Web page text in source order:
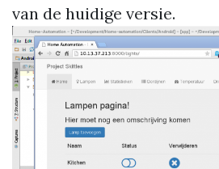
van de huidige versie.